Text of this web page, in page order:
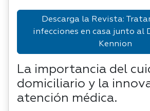
Descarga la Revista:
infecciones en casa junto al
Kennion
La importancia del
domiciliario y la
atención médica.